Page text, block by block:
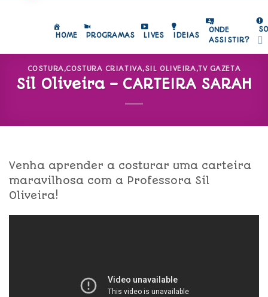
HOME PROGRAMAS LIVES IDEIAS
ONDE
ASSISTIR?
COSTURA,COSTURA CRIATIVA,SIL OLIVEIRA,TV GAZETA
Sil Oliveira – CARTEIRA SARAH
Venha aprender a costurar uma carteira
maravilhosa com a Professora Sil
Oliveira!